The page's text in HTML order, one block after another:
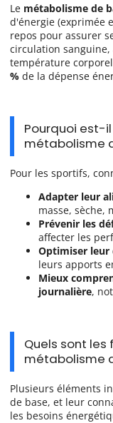
Le métabolisme de
d'énergie (exprimée
repos pour assurer
circulation
température
% de la dépense
Pourquoi est-
métabolisme
Pour les sportifs,
Adapter leur
masse, sèche,
Prévenir les
affecter les
Optimiser
leurs apports
Mieux
journalière,
Quels sont
métabolisme
Plusieurs éléments
de base, et leur
les besoins